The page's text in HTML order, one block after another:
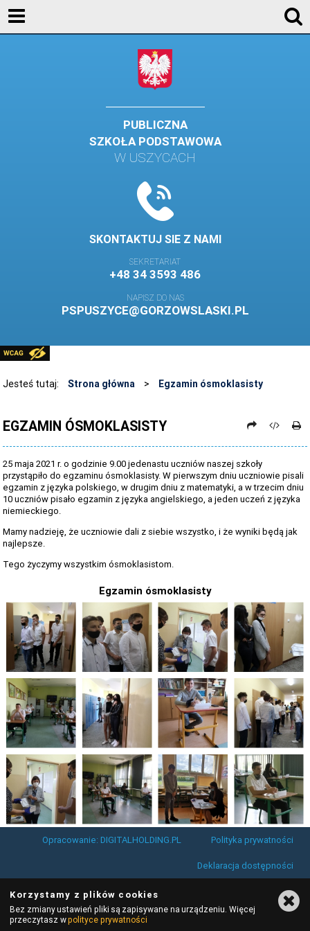
PUBLICZNA
SZKOŁA PODSTAWOWA
W USZYCACH
SKONTAKTUJ SIE Z NAMI
SEKRETARIAT
+48 34 3593 486
NAPISZ DO NAS
PSPUSZYCE@GORZOWSLASKI.PL
STANDARDY OCHRONY MAŁOLETNICH
PRZECIWDZIAŁANIE PRZEMOCY RÓWIEŚNICZEJ
LABORATORIUM PRZYSZŁOŚCI
ZAWODY SPORTOWE
ARCHIWUM STRONY
DANE OSOBOWE
Jesteś tutaj: Strona główna > Egzamin ósmoklasisty
EGZAMIN ÓSMOKLASISTY
25 maja 2021 r. o godzinie 9.00 jedenastu uczniów naszej szkoły
przystąpiło do egzaminu ósmoklasisty. W pierwszym dniu uczniowie pisali
egzamin z języka polskiego, w drugim dniu z matematyki, a w trzecim dniu
10 uczniów pisało egzamin z języka angielskiego, a jeden uczeń z języka
niemieckiego.
Mamy nadzieję, że uczniowie dali z siebie wszystko, i że wyniki będą jak
najlepsze.
Tego życzymy wszystkim ósmoklasistom.
Egzamin ósmoklasisty
Opracowanie: DIGITALHOLDING.PL Polityka prywatności
Deklaracja dostępności
Korzystamy z plików cookies
Bez zmiany ustawień pliki są zapisywane na urządzeniu. Więcej
przeczytasz wpolityce prywatności